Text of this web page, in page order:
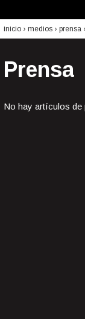
inicio › medios › prensa
Prensa
No hay artículos de